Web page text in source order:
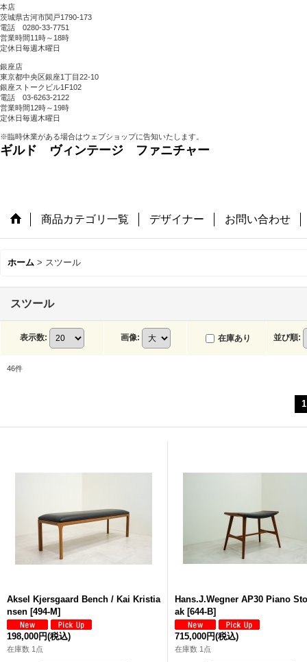
本店
茨城県古河市関戸1790-173
電話 0280-33-7751
営業時間11時～18時
定休日毎週木曜日
銀座店
東京都中央区銀座1丁目22-10
銀座ストークビル1F102
電話 03-6263-2122
営業時間12時～19時
定休日毎週木曜日
※臨時休業がある場合はウェブショップに告知いたします。
ギルド ヴィンテージ ファニチャー
商品カテゴリ一覧 デザイナー お問い合わせ
ホーム > スツール
スツール
表示数: 画像: 在庫あり 並び順:
46件
1
Aksel Kjersgaard Bench / Kai Kristia
nsen [494-M]
198,000円(税込)
在庫数 1点
Hans.J.Wegner AP30 Piano
ak [644-B]
715,000円(税込)
在庫数 1点